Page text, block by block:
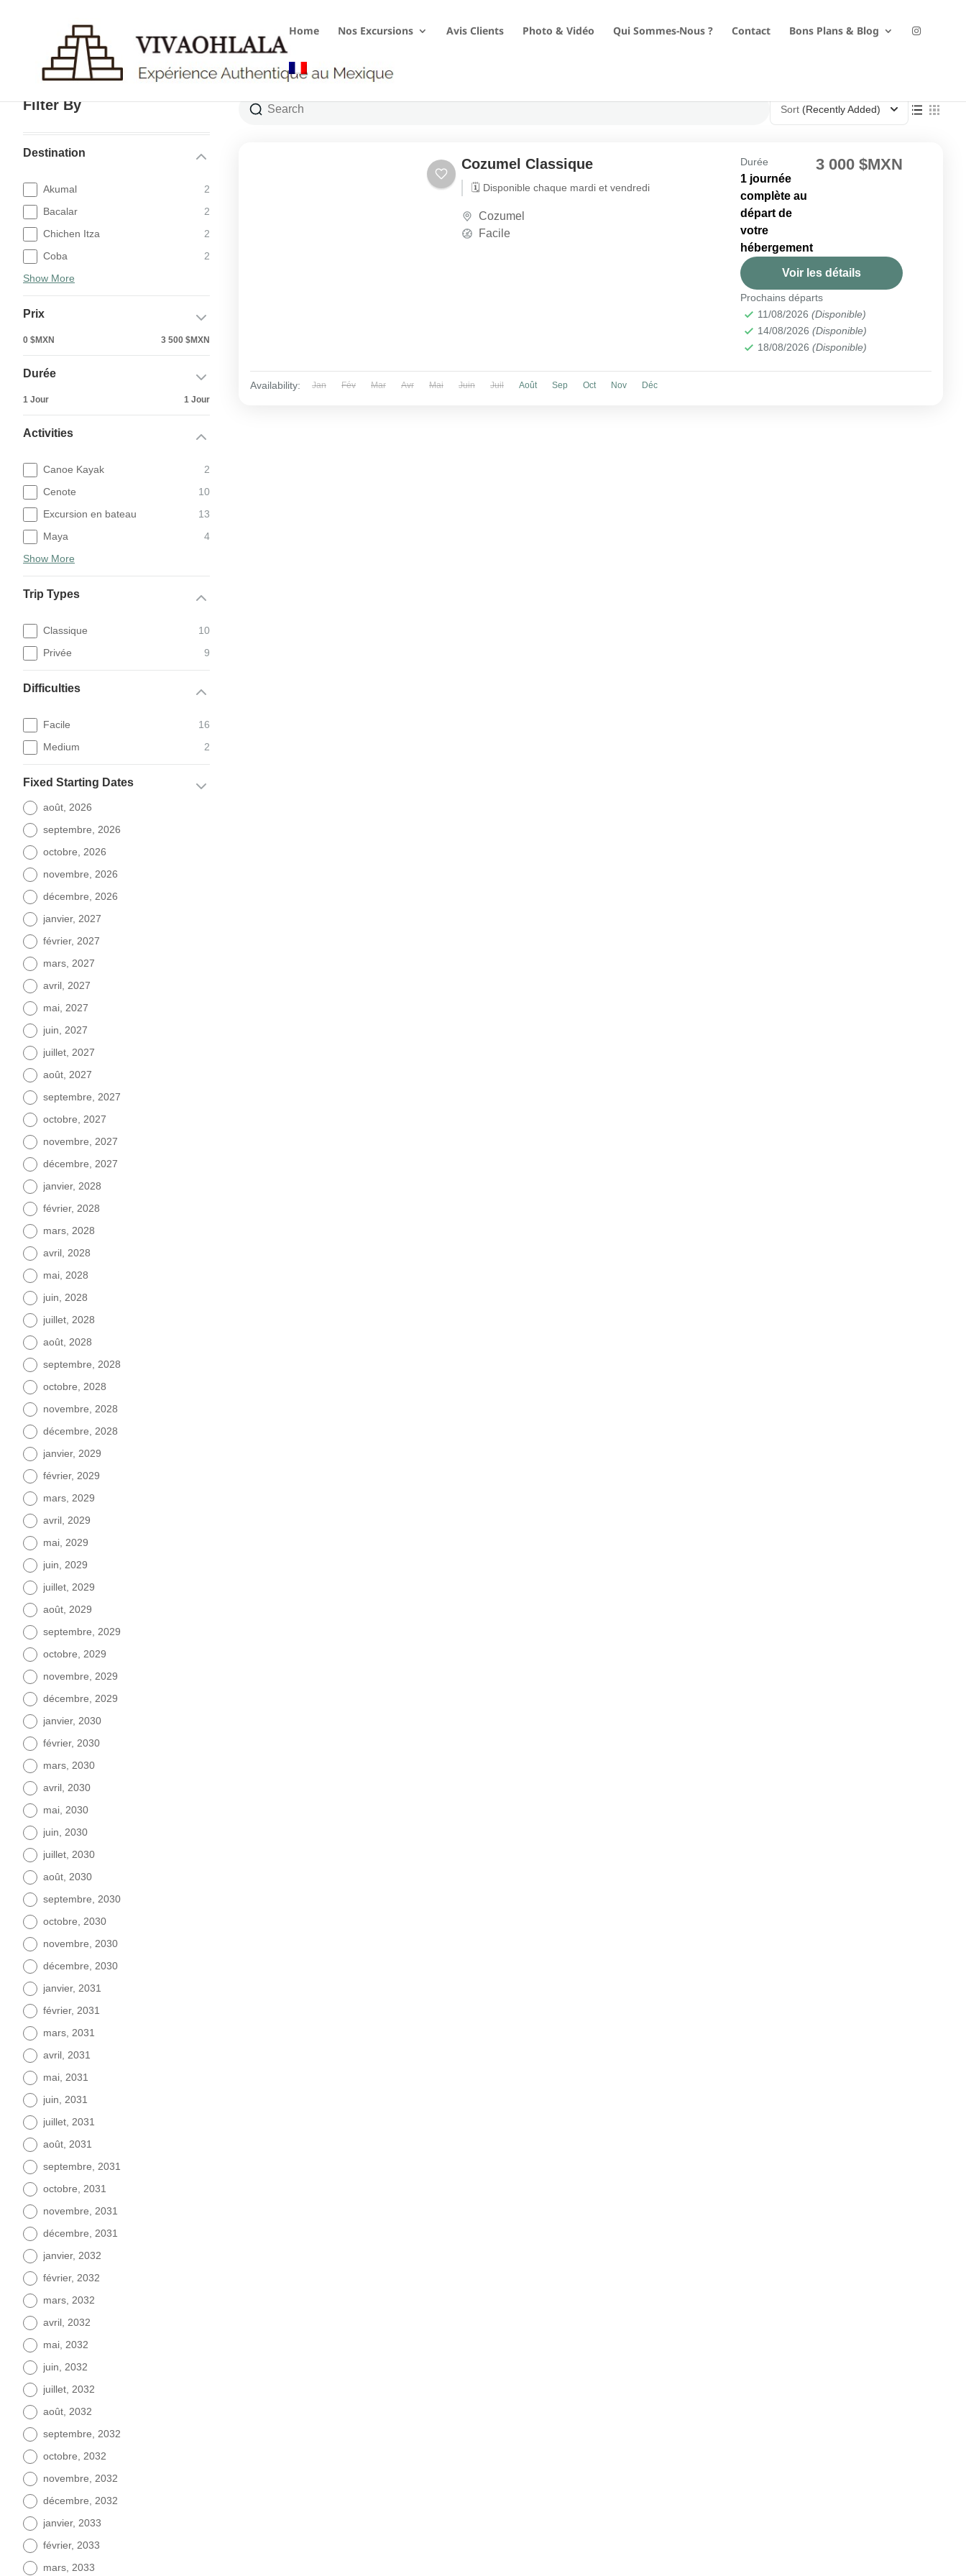
Home Nos Excursions Avis Clients Photo & Vidéo Qui Sommes-Nous ? Contact Bons Plans & Blog
Cozumel
Filter By
Destination
Akumal
2
Bacalar
2
Chichen Itza
2
Coba
2
Show More
Prix
0 $MXN 3 500 $MXN
Durée
1 Jour 1 Jour
Activities
Canoe Kayak
2
Cenote
10
Excursion en bateau
13
Maya
4
Show More
Trip Types
Classique
10
Privée
9
Difficulties
Facile
16
Medium
2
Fixed Starting Dates
août, 2026
septembre, 2026
octobre, 2026
novembre, 2026
décembre, 2026
janvier, 2027
février, 2027
mars, 2027
avril, 2027
mai, 2027
juin, 2027
juillet, 2027
août, 2027
septembre, 2027
octobre, 2027
novembre, 2027
décembre, 2027
janvier, 2028
février, 2028
mars, 2028
avril, 2028
mai, 2028
juin, 2028
juillet, 2028
août, 2028
septembre, 2028
octobre, 2028
novembre, 2028
décembre, 2028
janvier, 2029
février, 2029
mars, 2029
avril, 2029
mai, 2029
juin, 2029
juillet, 2029
août, 2029
septembre, 2029
octobre, 2029
novembre, 2029
décembre, 2029
janvier, 2030
février, 2030
mars, 2030
avril, 2030
mai, 2030
juin, 2030
juillet, 2030
août, 2030
septembre, 2030
octobre, 2030
novembre, 2030
décembre, 2030
janvier, 2031
février, 2031
mars, 2031
avril, 2031
mai, 2031
juin, 2031
juillet, 2031
août, 2031
septembre, 2031
octobre, 2031
novembre, 2031
décembre, 2031
janvier, 2032
février, 2032
mars, 2032
avril, 2032
mai, 2032
juin, 2032
juillet, 2032
août, 2032
septembre, 2032
octobre, 2032
novembre, 2032
décembre, 2032
janvier, 2033
février, 2033
mars, 2033
Sort (Recently Added)
Cozumel Classique
🗓️ Disponible chaque mardi et vendredi
Cozumel
Facile
Durée
1 journée
complète au
départ de
votre
hébergement
3 000 $MXN
Voir les détails
Prochains départs
11/08/2026 (Disponible)
14/08/2026 (Disponible)
18/08/2026 (Disponible)
Availability: Jan Fév Mar Avr Mai Juin Juil Août Sep Oct Nov Déc